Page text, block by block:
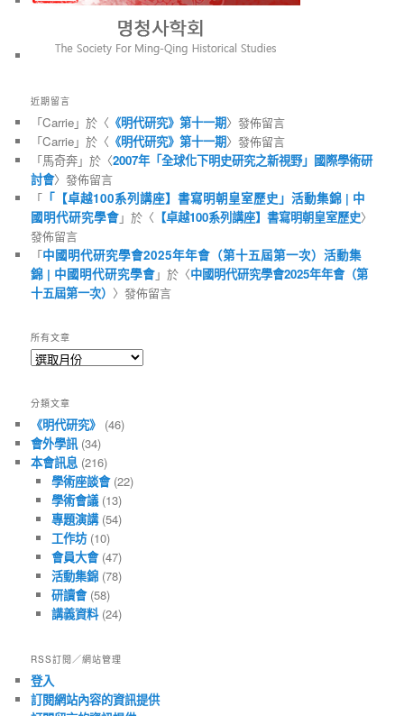
近期留言
「Carrie」於〈 《明代研究》第十一期〉發佈留言
「Carrie」於〈 《明代研究》第十一期〉發佈留言
「馬奇奔」於〈2007年「全球化下明史研究之新視野」國際學術研
討會〉發佈留言
「 「【卓越100系列講座】書寫明朝皇室歷史」活動集錦 | 中
國明代研究學會」於〈 【卓越100系列講座】書寫明朝皇室歷史〉
發佈留言
「中國明代研究學會2025年年會（第十五屆第一次）活動集
錦 | 中國明代研究學會」於〈中國明代研究學會2025年年會（第
十五屆第一次） 〉發佈留言
所有文章
所
章
分類文章
《明代研究》 (46)
會外學訊(34)
本會訊息 (216)
學術座談會(22)
學術會議(13)
專題演講(54)
工作坊(10)
會員大會(47)
活動集錦(78)
研讀會(58)
講義資料(24)
RSS訂閱／網站管理
登入
訂閱網站內容的資訊提供